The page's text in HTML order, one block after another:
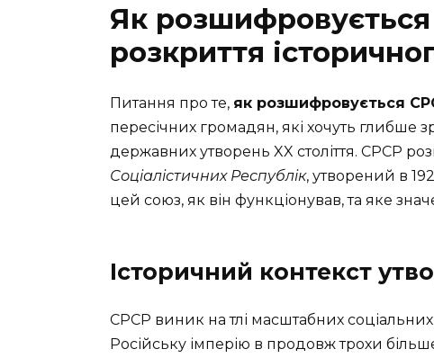
Як
розкриття
Питання про те, як розшифровується
пересічних громадян, які хочуть глибше
державних утворень XX століття. СРСР
Соціалістичних Республік, утворений в
цей союз, як він функціонував, та яке
Історичний контекст
СРСР виник на тлі масштабних
Російську імперію в продовж трохи